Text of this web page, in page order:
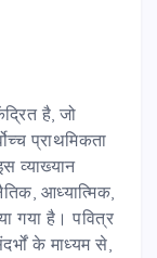
है, जो
प्राथमिकता
व्याख्यान
आध्यात्मिक,
गया है। पवित्र
के माध्यम से,